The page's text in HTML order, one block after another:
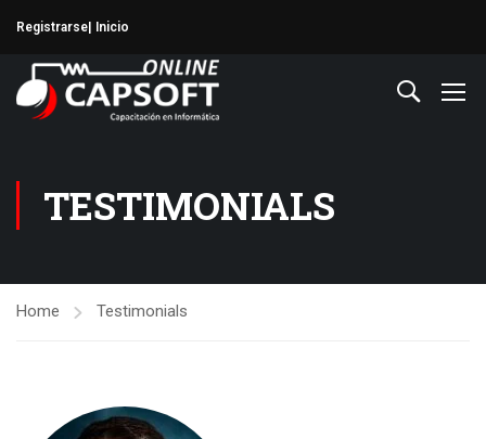
Registrarse | Inicio
TESTIMONIALS
Home Testimonials